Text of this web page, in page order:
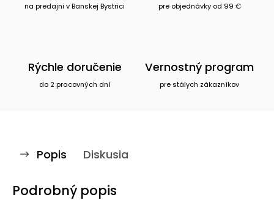
na predajni v Banskej Bystrici pre objednávky od 99 €
Rýchle doručenie
do 2 pracovných dní
Vernostný program
pre stálych zákazníkov
Popis Diskusia
Podrobný popis